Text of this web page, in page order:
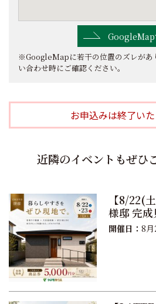
GoogleMap
※GoogleMapに若干の位置のズレがあ
い合わせ時にご確認ください。
お申込みは終了い
近隣のイベントもぜひ
【8/22(
様邸 完
開催日： 8